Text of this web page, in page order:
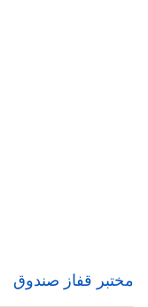
مختبر قفاز صندوق